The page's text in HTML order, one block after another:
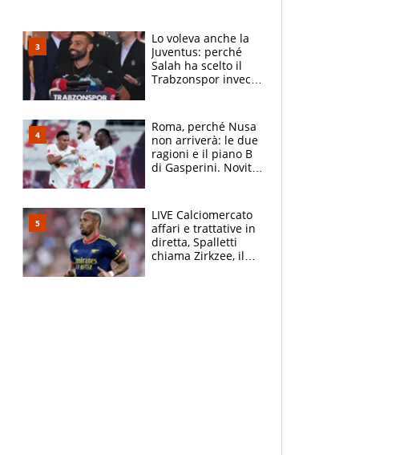
Lo voleva anche la
Juventus: perché
Salah ha scelto il
Trabzonspor invece
Roma, perché Nusa
non arriverà: le due
ragioni e il piano B
di Gasperini. Novità
LIVE Calciomercato
affari e trattative in
diretta, Spalletti
chiama Zirkzee, il